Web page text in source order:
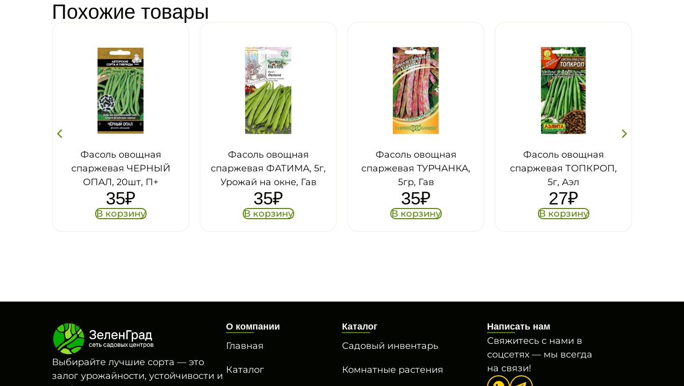
Похожие товары
Фасоль овощная
спаржевая ФАТИМА, 5г,
Урожай на окне, Гав
В корзину
Фасоль овощная
спаржевая ТУРЧАНКА,
5гр, Гав
В корзину
Фасоль овощная
спаржевая ТОПКРОП,
В корзину
Выбирайте лучшие сорта — это
залог урожайности, устойчивости и
О компании
Главная
Каталог
Каталог
Садовый инвентарь
Комнатные растения
Написать нам
Свяжитесь с нами в
соцсетях — мы всегда
на связи!